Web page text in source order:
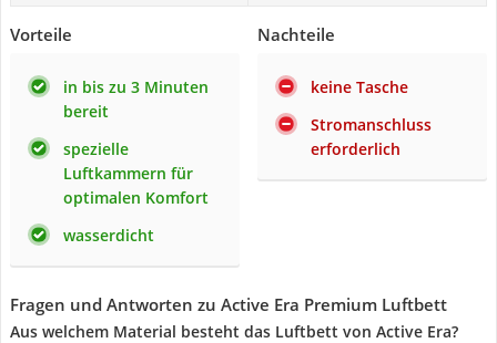
Vorteile
in bis zu 3 Minuten
bereit
spezielle
Luftkammern für
optimalen Komfort
wasserdicht
Nachteile
keine Tasche
Stromanschluss
erforderlich
Fragen und Antworten zu Active Era Premium Luftbett
Aus welchem Material besteht das Luftbett von Active Era?